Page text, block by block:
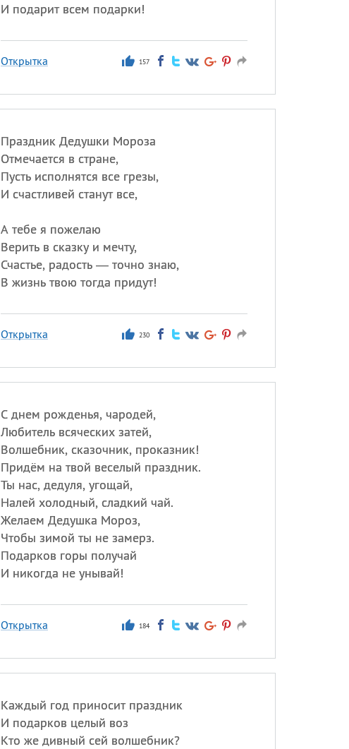
И подарит всем подарки!
Открытка 157
Праздник Дедушки Мороза
Отмечается в стране,
Пусть исполнятся все грезы,
И счастливей станут все,
А тебе я пожелаю
Верить в сказку и мечту,
Счастье, радость — точно знаю,
В жизнь твою тогда придут!
Открытка 230
С днем рожденья, чародей,
Любитель всяческих затей,
Волшебник, сказочник, проказник!
Придём на твой веселый праздник.
Ты нас, дедуля, угощай,
Налей холодный, сладкий чай.
Желаем Дедушка Мороз,
Чтобы зимой ты не замерз.
Подарков горы получай
И никогда не унывай!
Открытка 184
Каждый год приносит праздник
И подарков целый воз
Кто же дивный сей волшебник?